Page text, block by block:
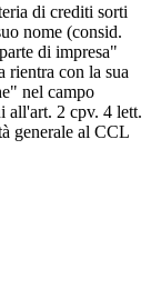
di crediti sorti
nome (consid.
di impresa"
rientra con la sua
nel campo
all'art. 2 cpv. 4 lett.
generale al CCL